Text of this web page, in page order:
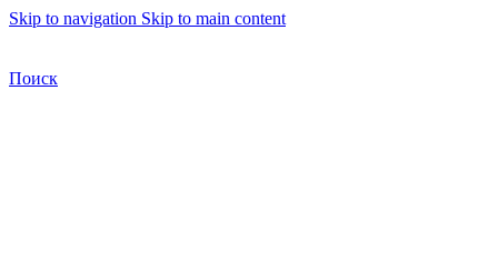
Skip to navigation Skip to main content
Поиск